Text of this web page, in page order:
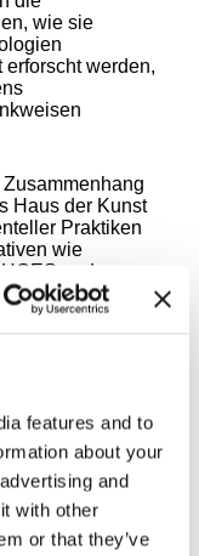
features and to
about your
and
with other
or that they’ve
wie sie
werden,
Haus der Kunst
Praktiken
wie
und
– darunter
der Konferenz
Verwobene
eröffnet